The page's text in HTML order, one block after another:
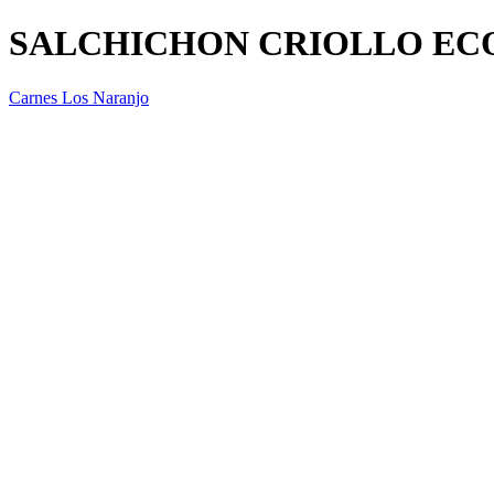
SALCHICHON CRIOLLO
Carnes Los Naranjo